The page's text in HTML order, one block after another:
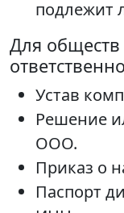
подлежит
Для
Устав
Решение
ООО.
Приказ о
Паспорт